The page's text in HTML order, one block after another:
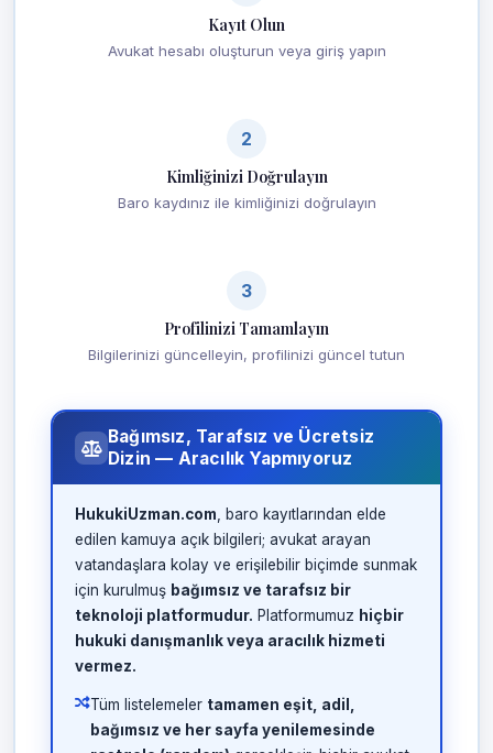
Kayıt Olun
Avukat hesabı oluşturun veya giriş yapın
2
Kimliğinizi Doğrulayın
Baro kaydınız ile kimliğinizi doğrulayın
3
Profilinizi Tamamlayın
Bilgilerinizi güncelleyin, profilinizi güncel tutun
Bağımsız, Tarafsız ve Ücretsiz
Dizin — Aracılık Yapmıyoruz
HukukiUzman.com , baro kayıtlarından elde
edilen kamuya açık bilgileri; avukat arayan
vatandaşlara kolay ve erişilebilir biçimde sunmak
için kurulmuş bağımsız ve tarafsız bir
teknoloji platformudur. Platformumuz hiçbir
hukuki danışmanlık veya aracılık hizmeti
vermez.
Tüm listelemeler tamamen eşit, adil,
bağımsız ve her sayfa yenilemesinde